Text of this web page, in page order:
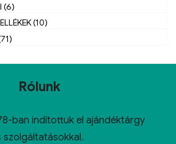
(6)
(10)
Rólunk
ban indítottuk el ajándéktárgy
szolgáltatásokkal.